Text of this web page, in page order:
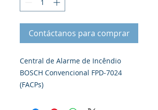
Contáctanos para comprar
Central de Alarme de Incêndio
BOSCH Convencional FPD‑7024
(FACPs)